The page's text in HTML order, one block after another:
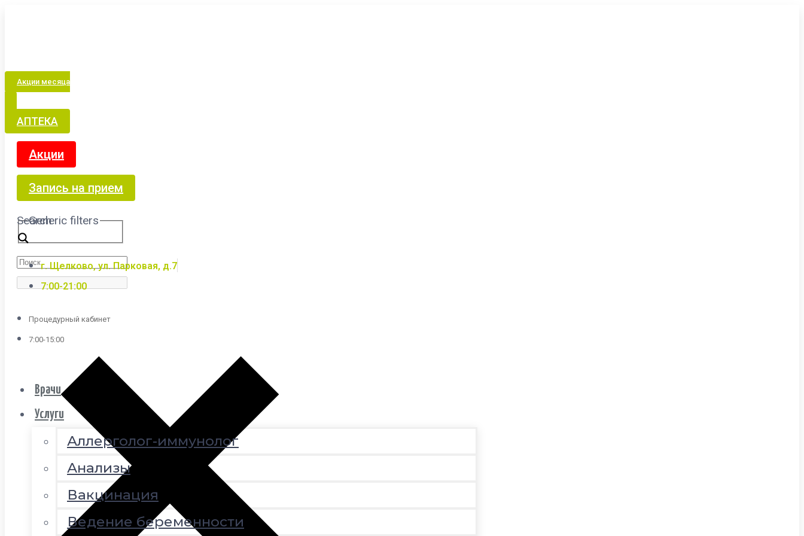
Акции месяца
АПТЕКА
Акции
Запись на прием
Search
Generic filters
г. Щелково, ул. Парковая, д.7
7:00-21:00
Процедурный кабинет
7:00-15:00
Врачи
Услуги
Аллерголог-иммунолог
Анализы
Вакцинация
Ведение беременности